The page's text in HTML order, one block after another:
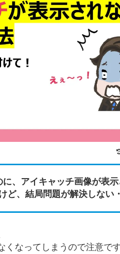
、アイキャッチ画像が表
ど、結局問題が解決しない
なってしまうので注意です